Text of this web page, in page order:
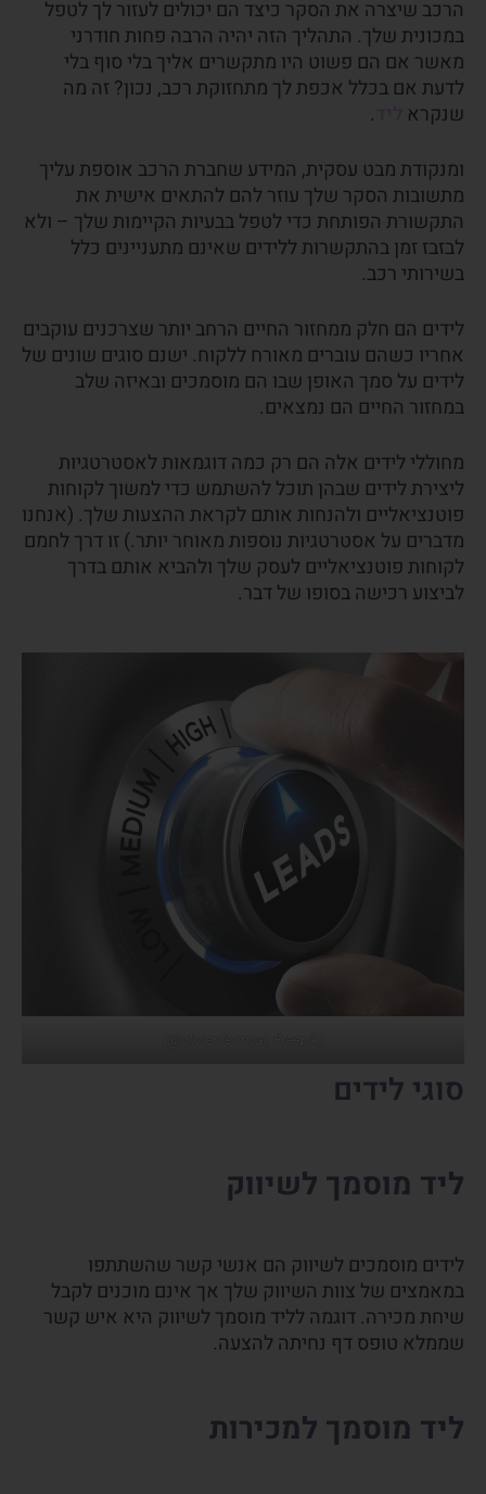
הרכב שיצרה את הסקר כיצד הם יכולים לעזור לך לטפל
במכונית שלך. התהליך הזה יהיה הרבה פחות חודרני
מאשר אם הם פשוט היו מתקשרים אליך בלי סוף בלי
לדעת אם בכלל אכפת לך מתחזוקת רכב, נכון? זה מה
שנקרא
.
ומנקודת מבט עסקית, המידע שחברת הרכב אוספת עליך
מתשובות הסקר שלך עוזר להם להתאים אישית את
התקשורת הפותחת כדי לטפל בבעיות הקיימות שלך – ולא
לבזבז זמן בהתקשרות ללידים שאינם מתעניינים כלל
בשירותי רכב.
לידים הם חלק ממחזור החיים הרחב יותר שצרכנים עוקבים
אחריו כשהם עוברים מאורח ללקוח. ישנם סוגים שונים של
לידים על סמך האופן שבו הם מוסמכים ובאיזה שלב
במחזור החיים הם נמצאים.
מחוללי לידים אלה הם רק כמה דוגמאות לאסטרטגיות
ליצירת לידים שבהן תוכל להשתמש כדי למשוך לקוחות
פוטנציאליים ולהנחות אותם לקראת ההצעות שלך. (אנחנו
מדברים על אסטרטגיות נוספות מאוחר יותר.) זו דרך לחמם
לקוחות פוטנציאליים לעסק שלך ולהביא אותם בדרך
לביצוע רכישה בסופו של דבר.
סוגי לידים
ליד מוסמך לשיווק
לידים מוסמכים לשיווק הם אנשי קשר שהשתתפו
במאמצים של צוות השיווק שלך אך אינם מוכנים לקבל
שיחת מכירה. דוגמה לליד מוסמך לשיווק היא איש קשר
שממלא טופס דף נחיתה להצעה.
ליד מוסמך למכירות